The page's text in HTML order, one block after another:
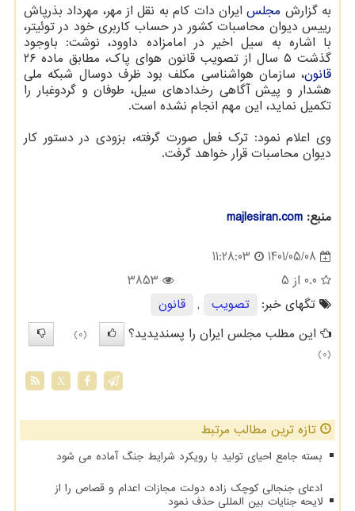
به گزارش مجلسایران دات کام به نقل از مهر، مهرداد بذرپاش
رییس دیوان محاسبات کشور در حساب کاربری خود در توئیتر،
با اشاره به سیل اخیر در امامزاده داوود، نوشت: باوجود
گذشت ۵ سال از تصویب قانون هوای پاک، مطابق ماده ۲۶
قانون، سازمان هواشناسی مکلف بود ظرف دوسال شبکه ملی
هشدار و پیش آگاهی رخدادهای سیل، طوفان و گردوغبار را
تکمیل نماید، این مهم انجام نشده است.
وی اعلام نمود: ترک فعل‬⁩ صورت گرفته، بزودی در دستور کار
دیوان محاسبات قرار خواهد گرفت.
منبع: majlesiran.com
1401/05/08
11:28:03
0.0 از 5
3853
تگهای خبر:
تصویب ,
قانون
این مطلب مجلس ایران را پسندیدید؟
(0)
(0)
X
تازه ترین مطالب مرتبط
بسته جامع احیای تولید با رویکرد شرایط جنگ آماده می شود
ادعای جنجالی کوچک زاده دولت مجازات اعدام و قصاص را از
لایحه جنایات بین المللی حذف نمود